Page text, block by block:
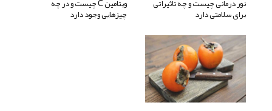
نور درمانی چیست و چه تاثیراتی
برای سلامتی دارد
ویتامین C چیست و در چه
چیزهایی وجود دارد